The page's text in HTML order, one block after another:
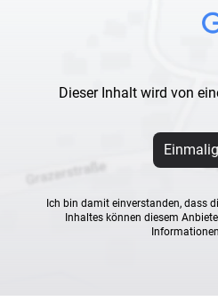
Dieser Inhalt wird von
Ich bin damit einverstanden, dass
Inhaltes können diesem